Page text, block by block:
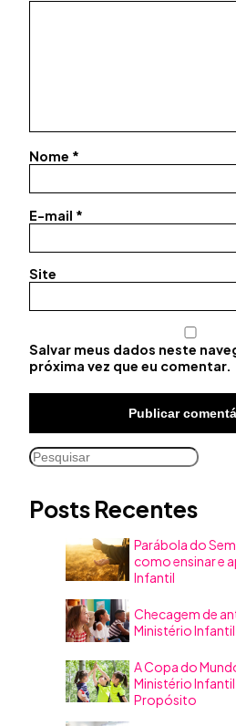
Nome *
E-mail *
Site
Salvar meus dados neste
próxima vez que eu comentar.
Pesquisar
Posts Recentes
Parábola do
como ensinar e
Infantil
Checagem de
Ministério
A Copa do
Ministério
Propósito